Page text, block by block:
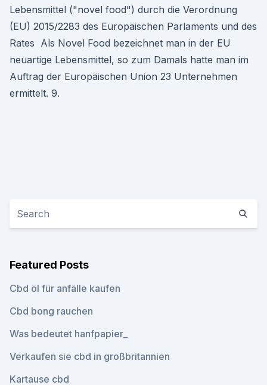
Lebensmittel ("novel food") durch die Verordnung
(EU) 2015/2283 des Europäischen Parlaments und des
Rates Als Novel Food bezeichnet man in der EU
neuartige Lebensmittel, so zum Damals hatte man im
Auftrag der Europäischen Union 23 Unternehmen
ermittelt. 9.
Featured Posts
Cbd öl für anfälle kaufen
Cbd bong rauchen
Was bedeutet hanfpapier_
Verkaufen sie cbd in großbritannien
Kartause cbd